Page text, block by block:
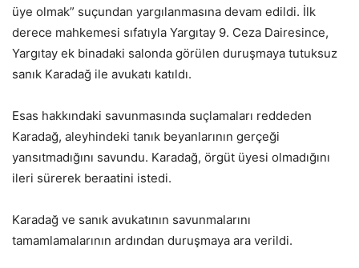
üye olmak” suçundan yargılanmasına devam edildi. İlk
derece mahkemesi sıfatıyla Yargıtay 9. Ceza Dairesince,
Yargıtay ek binadaki salonda görülen duruşmaya tutuksuz
sanık Karadağ ile avukatı katıldı.
Esas hakkındaki savunmasında suçlamaları reddeden
Karadağ, aleyhindeki tanık beyanlarının gerçeği
yansıtmadığını savundu. Karadağ, örgüt üyesi olmadığını
ileri sürerek beraatini istedi.
Karadağ ve sanık avukatının savunmalarını
tamamlamalarının ardından duruşmaya ara verildi.